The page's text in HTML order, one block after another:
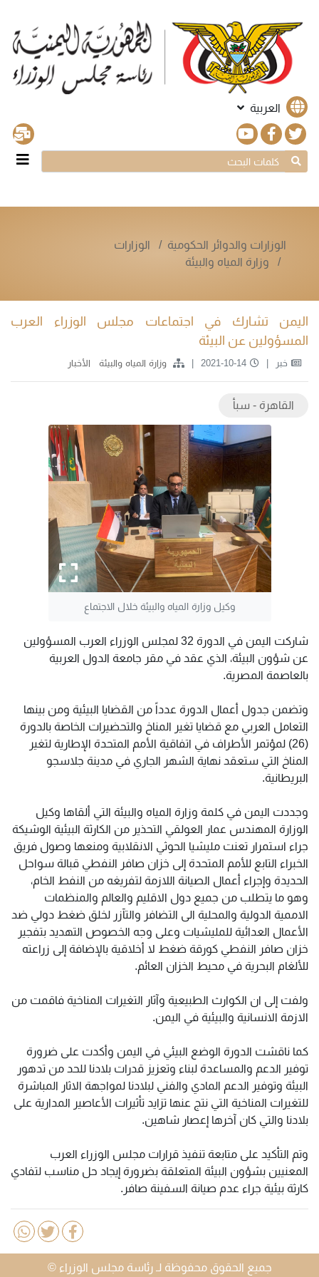
العربية
الوزارات والدوائر الحكومية
الوزارات
وزارة المياه والبيئة
اليمن تشارك في اجتماعات مجلس الوزراء العرب
المسؤولين عن البيئة
خبر 2021-10-14 وزارة المياه والبيئة الأخبار
القاهرة - سبأ
وكيل وزارة المياه والبيئة خلال الاجتماع
شاركت اليمن في الدورة 32 لمجلس الوزراء العرب المسؤولين
عن شؤون البيئة، الذي عقد في مقر جامعة الدول العربية
بالعاصمة المصرية.
وتضمن جدول أعمال الدورة عدداً من القضايا البيئية ومن بينها
التعامل العربي مع قضايا تغير المناخ والتحضيرات الخاصة بالدورة
(26) لمؤتمر الأطراف في اتفاقية الأمم المتحدة الإطارية لتغير
المناخ التي ستعقد نهاية الشهر الجاري في مدينة جلاسجو
البريطانية.
وجددت اليمن في كلمة وزارة المياه والبيئة التي ألقاها وكيل
الوزارة المهندس عمار العولقي التحذير من الكارثة البيئية الوشيكة
جراء استمرار تعنت مليشيا الحوثي الانقلابية ومنعها وصول فريق
الخبراء التابع للأمم المتحدة إلى خزان صافر النفطي قبالة سواحل
الحديدة وإجراء أعمال الصيانة اللازمة لتفريغه من النفط الخام،
وهو ما يتطلب من جميع دول الاقليم والعالم والمنظمات
الاممية الدولية والمحلية الى التضافر والتآزر لخلق ضغط دولي ضد
الأعمال العدائية للمليشيات وعلى وجه الخصوص التهديد بتفجير
خزان صافر النفطي كورقة ضغط لا أخلاقية بالإضافة إلى زراعته
للألغام البحرية في محيط الخزان العائم.
ولفت إلى ان الكوارث الطبيعية وآثار التغيرات المناخية فاقمت من
الازمة الانسانية والبيئية في اليمن.
كما ناقشت الدورة الوضع البيئي في اليمن وأكدت على ضرورة
توفير الدعم والمساعدة لبناء وتعزيز قدرات بلادنا للحد من تدهور
البيئة وتوفير الدعم المادي والفني لبلادنا لمواجهة الاثار المباشرة
للتغيرات المناخية التي نتج عنها تزايد تأثيرات الأعاصير المدارية على
بلادنا والتي كان آخرها إعصار شاهين.
وتم التأكيد على متابعة تنفيذ قرارات مجلس الوزراء العرب
المعنيين بشؤون البيئة المتعلقة بضرورة إيجاد حل مناسب لتفادي
كارثة بيئية جراء عدم صيانة السفينة صافر.
جميع الحقوق محفوظة لـ رئاسة مجلس الوزراء ©